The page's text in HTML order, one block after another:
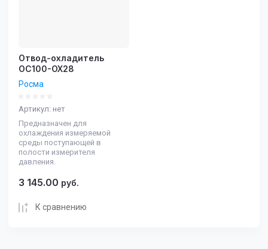
Отвод-охладитель
ОС100-ОХ28
Росма
Артикул: нет
Предназначен для
охлаждения измеряемой
среды поступающей в
полости измерителя
давления.
3 145.00 руб.
К сравнению